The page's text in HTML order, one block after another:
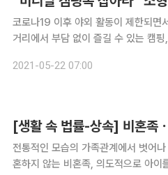
코로나19 이후 야외 활동이 제한되면
거리에서 부담 없이 즐길 수 있는 캠
용 캠핑물통’, ‘캠핑박스’ 등을 신규
2021-05-22 07:00
[생활 속 법률-상속] 비혼족
전통적인 모습의 가족관계에서 벗어
혼하지 않는 비혼족, 의도적으로 아이